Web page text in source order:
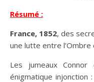
Résumé :
France, 1852, des
une lutte entre l’Ombre
Les jumeaux
énigmatique injonction